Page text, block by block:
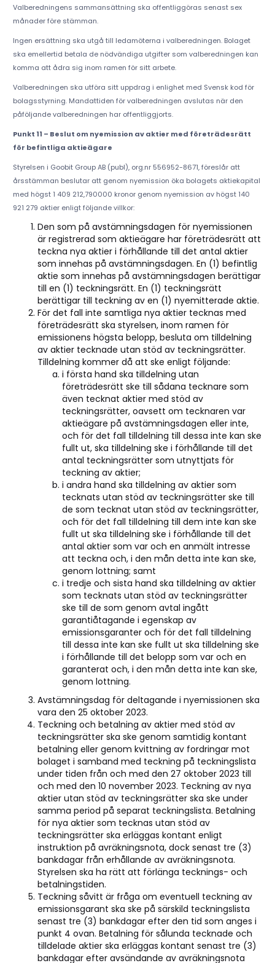
Valberedningens sammansättning ska offentliggöras senast sex
månader före stämman.
Ingen ersättning ska utgå till ledamöterna i valberedningen. Bolaget
ska emellertid betala de nödvändiga utgifter som valberedningen kan
komma att ådra sig inom ramen för sitt arbete.
Valberedningen ska utföra sitt uppdrag i enlighet med Svensk kod för
bolagsstyrning. Mandattiden för valberedningen avslutas när den
påföljande valberedningen har offentliggjorts.
Punkt 11 – Beslut om nyemission av aktier med företrädesrätt
för befintliga aktieägare
Styrelsen i Goobit Group AB (publ), org.nr 556952-8671, föreslår att
årsstämman beslutar att genom nyemission öka bolagets aktiekapital
med högst 1 409 212,790000 kronor genom nyemission av högst 140
921 279 aktier enligt följande villkor:
Den som på avstämningsdagen för nyemissionen
är registrerad som aktieägare har företrädesrätt att
teckna nya aktier i förhållande till det antal aktier
som innehas på avstämningsdagen. En (1) befintlig
aktie som innehas på avstämningsdagen berättigar
till en (1) teckningsrätt. En (1) teckningsrätt
berättigar till teckning av en (1) nyemitterade aktie.
För det fall inte samtliga nya aktier tecknas med
företrädesrätt ska styrelsen, inom ramen för
emissionens högsta belopp, besluta om tilldelning
av aktier tecknade utan stöd av teckningsrätter.
Tilldelning kommer då att ske enligt följande:
i första hand ska tilldelning utan
företrädesrätt ske till sådana tecknare som
även tecknat aktier med stöd av
teckningsrätter, oavsett om tecknaren var
aktieägare på avstämningsdagen eller inte,
och för det fall tilldelning till dessa inte kan ske
fullt ut, ska tilldelning ske i förhållande till det
antal teckningsrätter som utnyttjats för
teckning av aktier;
i andra hand ska tilldelning av aktier som
tecknats utan stöd av teckningsrätter ske till
de som tecknat utan stöd av teckningsrätter,
och för det fall tilldelning till dem inte kan ske
fullt ut ska tilldelning ske i förhållande till det
antal aktier som var och en anmält intresse
att teckna och, i den mån detta inte kan ske,
genom lottning; samt
i tredje och sista hand ska tilldelning av aktier
som tecknats utan stöd av teckningsrätter
ske till de som genom avtal ingått
garantiåtagande i egenskap av
emissionsgaranter och för det fall tilldelning
till dessa inte kan ske fullt ut ska tilldelning ske
i förhållande till det belopp som var och en
garanterat och, i den mån detta inte kan ske,
genom lottning.
Avstämningsdag för deltagande i nyemissionen ska
vara den 25 oktober 2023.
Teckning och betalning av aktier med stöd av
teckningsrätter ska ske genom samtidig kontant
betalning eller genom kvittning av fordringar mot
bolaget i samband med teckning på teckningslista
under tiden från och med den 27 oktober 2023 till
och med den 10 november 2023. Teckning av nya
aktier utan stöd av teckningsrätter ska ske under
samma period på separat teckningslista. Betalning
för nya aktier som tecknas utan stöd av
teckningsrätter ska erläggas kontant enligt
instruktion på avräkningsnota, dock senast tre (3)
bankdagar från erhållande av avräkningsnota.
Styrelsen ska ha rätt att förlänga tecknings- och
betalningstiden.
Teckning såvitt är fråga om eventuell teckning av
emissionsgarant ska ske på särskild teckningslista
senast tre (3) bankdagar efter den tid som anges i
punkt 4 ovan. Betalning för sålunda tecknade och
tilldelade aktier ska erläggas kontant senast tre (3)
bankdagar efter avsändande av avräkningsnota